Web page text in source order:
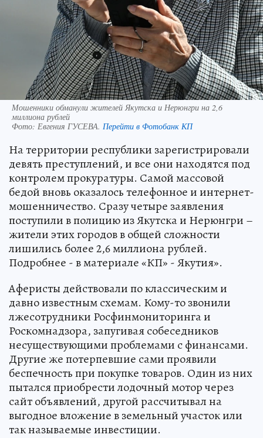
Мошенники обманули жителей Якутска и Нерюнгри на 2,6
миллиона рублей
Фото: Евгения ГУСЕВА. Перейти в Фотобанк КП
На территории республики зарегистрировали
девять преступлений, и все они находятся под
контролем прокуратуры. Самой массовой
бедой вновь оказалось телефонное и интернет-
мошенничество. Сразу четыре заявления
поступили в полицию из Якутска и Нерюнгри –
жители этих городов в общей сложности
лишились более 2,6 миллиона рублей.
Подробнее - в материале «КП» - Якутия».
Аферисты действовали по классическим и
давно известным схемам. Кому-то звонили
лжесотрудники Росфинмониторинга и
Роскомнадзора, запугивая собеседников
несуществующими проблемами с финансами.
Другие же потерпевшие сами проявили
беспечность при покупке товаров. Один из них
пытался приобрести лодочный мотор через
сайт объявлений, другой рассчитывал на
выгодное вложение в земельный участок или
так называемые инвестиции.